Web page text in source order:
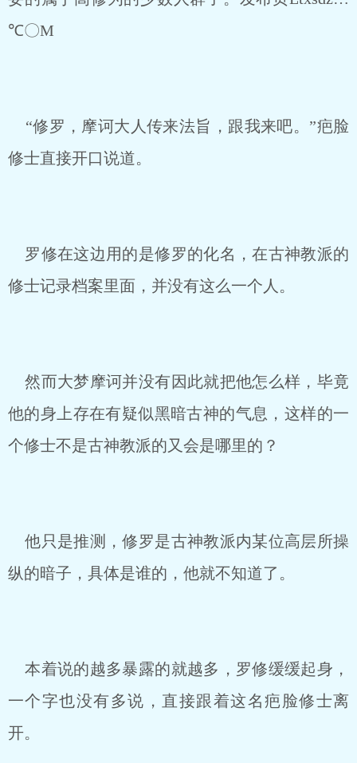
℃〇M
“修罗，摩诃大人传来法旨，跟我来吧。”疤脸
修士直接开口说道。
罗修在这边用的是修罗的化名，在古神教派的
修士记录档案里面，并没有这么一个人。
然而大梦摩诃并没有因此就把他怎么样，毕竟
他的身上存在有疑似黑暗古神的气息，这样的一
个修士不是古神教派的又会是哪里的？
他只是推测，修罗是古神教派内某位高层所操
纵的暗子，具体是谁的，他就不知道了。
本着说的越多暴露的就越多，罗修缓缓起身，
一个字也没有多说，直接跟着这名疤脸修士离
开。